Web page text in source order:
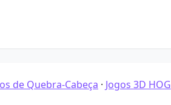
de Quebra-Cabeça · Jogos 3D HOG